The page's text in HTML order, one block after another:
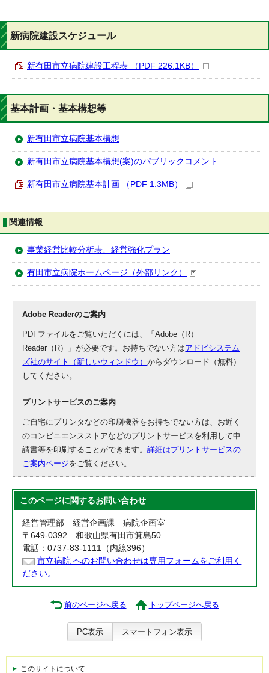
新病院建設スケジュール
新有田市立病院建設工程表 （PDF 226.1KB）
基本計画・基本構想等
新有田市立病院基本構想
新有田市立病院基本構想(案)のパブリックコメント
新有田市立病院基本計画 （PDF 1.3MB）
関連情報
事業経営比較分析表、経営強化プラン
有田市立病院ホームページ（外部リンク）
Adobe Readerのご案内
PDFファイルをご覧いただくには、「Adobe（R）
Reader（R）」が必要です。お持ちでない方はアドビシステム
ズ社のサイト（新しいウィンドウ）からダウンロード（無料）
してください。
プリントサービスのご案内
ご自宅にプリンタなどの印刷機器をお持ちでない方は、お近く
のコンビニエンスストアなどのプリントサービスを利用して申
請書等を印刷することができます。詳細はプリントサービスの
ご案内ページをご覧ください。
このページに関するお問い合わせ
経営管理部 経営企画課 病院企画室
〒649-0392 和歌山県有田市箕島50
電話：0737-83-1111（内線396）
市立病院 へのお問い合わせは専用フォームをご利用く
ださい。
前のページへ戻る トップページへ戻る
PC表示 スマートフォン表示
このサイトについて